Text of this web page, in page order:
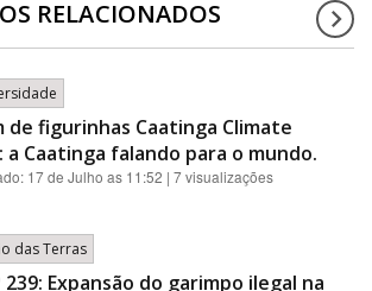
RELACIONADOS
de figurinhas Caatinga Climate
a Caatinga falando para o mundo.
17 de Julho as 11:52 | 7 visualizações
das Terras
239: Expansão do garimpo ilegal na